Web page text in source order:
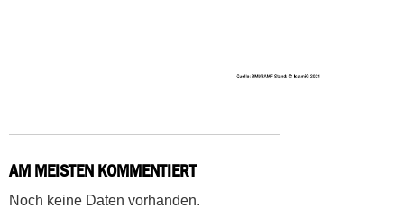
AM MEISTEN KOMMENTIERT
Noch keine Daten vorhanden.